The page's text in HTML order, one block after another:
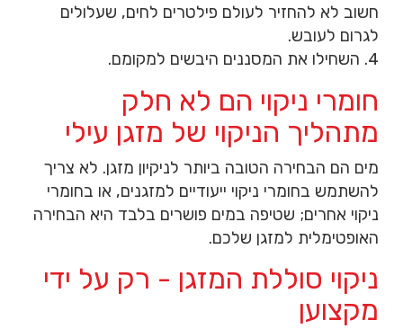
חשוב לא להחזיר לעולם פילטרים לחים, שעלולים
לגרום לעובש.
4. השחילו את המסננים היבשים למקומם.
חומרי ניקוי הם לא חלק
מתהליך הניקוי של מזגן עילי
מים הם הבחירה הטובה ביותר לניקיון מזגן. לא צריך
להשתמש בחומרי ניקוי ייעודיים למזגנים, או בחומרי
ניקוי אחרים; שטיפה במים פושרים בלבד היא הבחירה
האופטימלית למזגן שלכם.
ניקוי סוללת המזגן - רק על ידי
מקצוען